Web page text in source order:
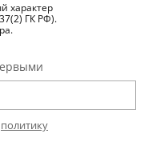
характер
ГК РФ).
политику